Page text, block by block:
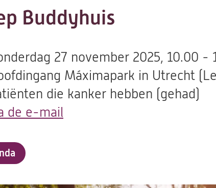
Buddyhuis
27 november 2025, 10.00 -
Máximapark in Utrecht
die kanker hebben (gehad)
de e-mail